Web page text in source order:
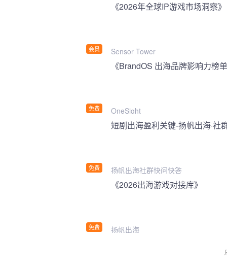
会员
《2026年全球IP游戏市场洞察》
Sensor Tower
免费
《BrandOS 出海品牌影响力榜
OneSight
免费
短剧出海盈利关键-扬帆出海·社
扬帆出海社群快问快答
免费
《2026出海游戏对接库》
扬帆出海